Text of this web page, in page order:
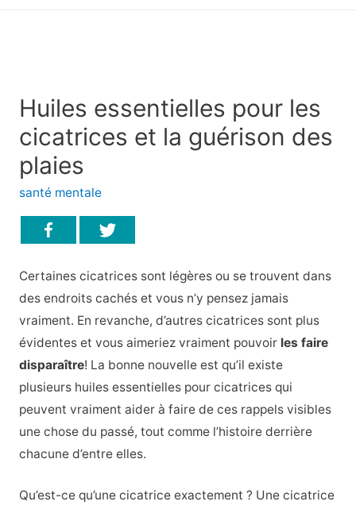
Huiles essentielles pour les
cicatrices et la guérison des
plaies
santé mentale
Certaines cicatrices sont légères ou se trouvent dans
des endroits cachés et vous n’y pensez jamais
vraiment. En revanche, d’autres cicatrices sont plus
évidentes et vous aimeriez vraiment pouvoir les faire
disparaître! La bonne nouvelle est qu’il existe
plusieurs huiles essentielles pour cicatrices qui
peuvent vraiment aider à faire de ces rappels visibles
une chose du passé, tout comme l’histoire derrière
chacune d’entre elles.
Qu’est-ce qu’une cicatrice exactement ? Une cicatrice